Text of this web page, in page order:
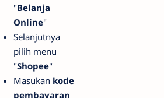
"Belanja
Online"
Selanjutnya
pilih menu
"Shopee"
Masukan kode
pembayaran